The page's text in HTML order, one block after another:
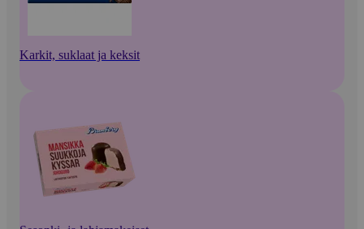
Karkit, suklaat ja keksit